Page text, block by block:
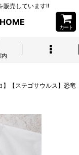
販売しています!!
カート
内
】【ステゴサウルス】恐竜